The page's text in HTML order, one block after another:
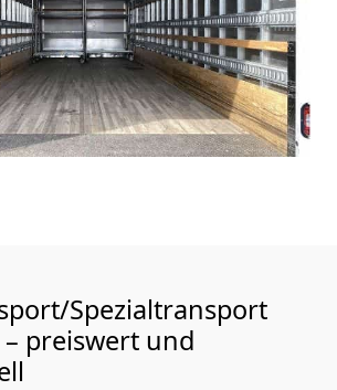
Spezialtransport
– preiswert und